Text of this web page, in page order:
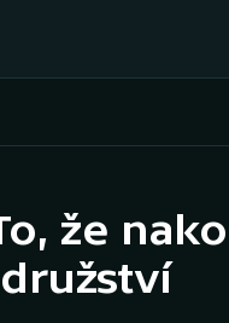
Baseball a softbal
Basketbal
že